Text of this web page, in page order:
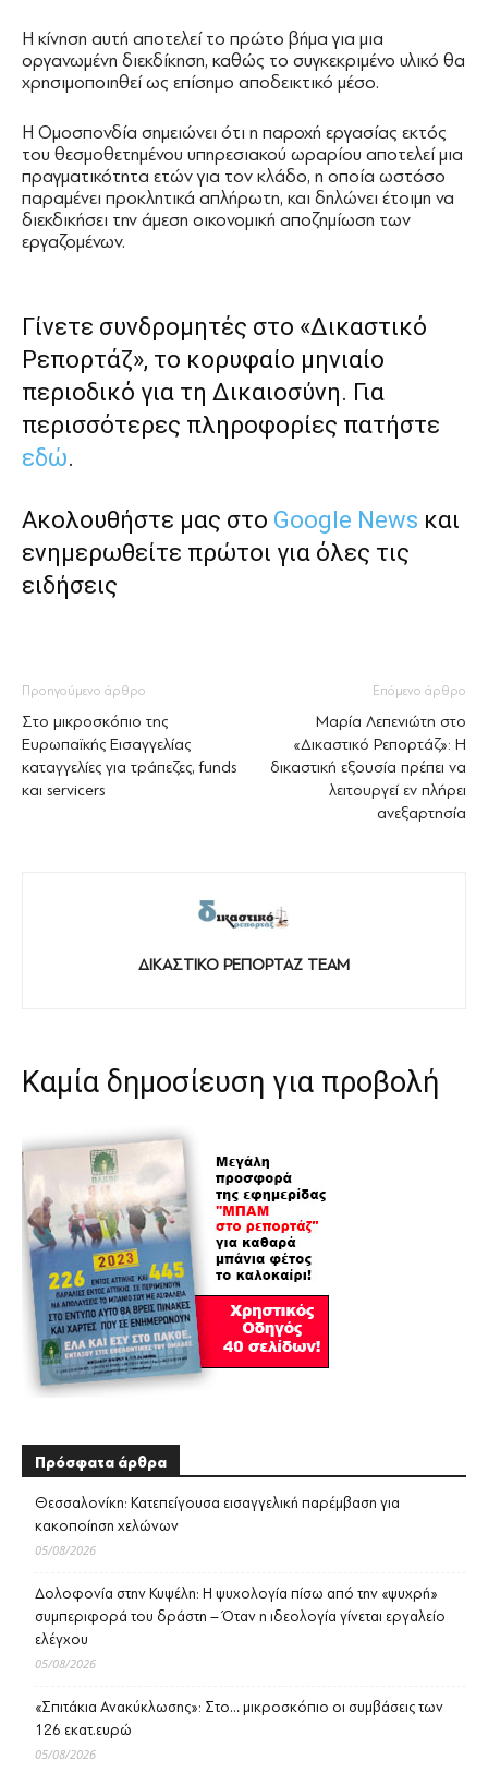
Η κίνηση αυτή αποτελεί το πρώτο βήμα για μια
οργανωμένη διεκδίκηση, καθώς το συγκεκριμένο υλικό θα
χρησιμοποιηθεί ως επίσημο αποδεικτικό μέσο.
Η Ομοσπονδία σημειώνει ότι η παροχή εργασίας εκτός
του θεσμοθετημένου υπηρεσιακού ωραρίου αποτελεί μια
πραγματικότητα ετών για τον κλάδο, η οποία ωστόσο
παραμένει προκλητικά απλήρωτη, και δηλώνει έτοιμη να
διεκδικήσει την άμεση οικονομική αποζημίωση των
εργαζομένων.
Γίνετε συνδρομητές στο «Δικαστικό
Ρεπορτάζ», το κορυφαίο μηνιαίο
περιοδικό για τη Δικαιοσύνη. Για
περισσότερες πληροφορίες πατήστε
εδώ.
Ακολουθήστε μας στο Google News και
ενημερωθείτε πρώτοι για όλες τις
ειδήσεις
Προηγούμενο άρθρο
Στο μικροσκόπιο της
Ευρωπαϊκής Εισαγγελίας
καταγγελίες για τράπεζες, funds
και servicers
Επόμενο άρθρο
Μαρία Λεπενιώτη στο
«Δικαστικό Ρεπορτάζ»: Η
δικαστική εξουσία πρέπει να
λειτουργεί εν πλήρει
ανεξαρτησία
ΔΙΚΑΣΤΙΚΟ ΡΕΠΟΡΤΑΖ TEAM
Καμία δημοσίευση για προβολή
Πρόσφατα άρθρα
Θεσσαλονίκη: Κατεπείγουσα εισαγγελική παρέμβαση για
κακοποίηση χελώνων
05/08/2026
Δολοφονία στην Κυψέλη: Η ψυχολογία πίσω από την «ψυχρή»
συμπεριφορά του δράστη – Όταν η ιδεολογία γίνεται εργαλείο
ελέγχου
05/08/2026
«Σπιτάκια Ανακύκλωσης»: Στο… μικροσκόπιο οι συμβάσεις των
126 εκατ.ευρώ
05/08/2026